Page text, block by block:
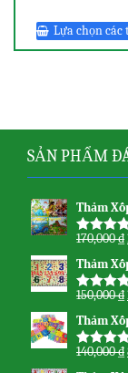
Lựa chọn các
SẢN PHẨM
Thảm
Được xếp
sao
170,000₫
Thảm
Được xếp
sao
150,000₫
Thảm
Được xếp
140,000₫